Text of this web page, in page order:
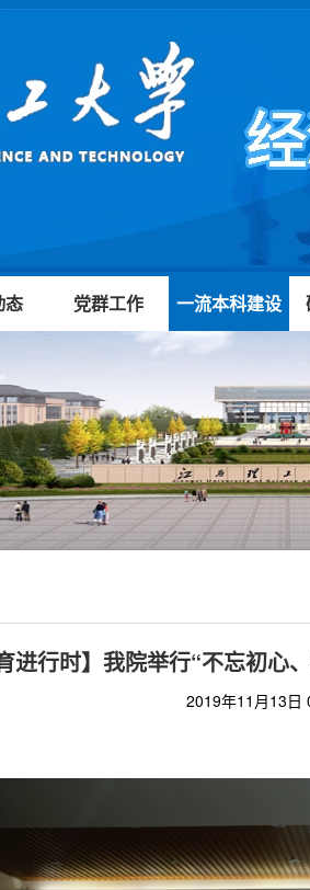
态 党群工作 一流本科建设
进行时】我院举行“不忘初
2019年11月13